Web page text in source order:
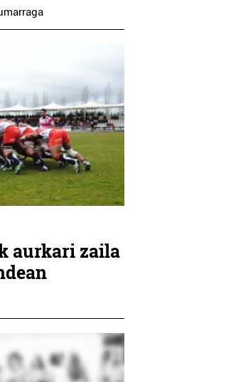
aurkari zaila